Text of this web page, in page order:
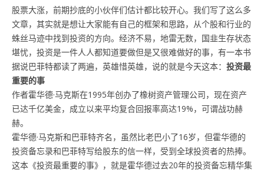
股票大涨，前期抄底的小伙伴们估计都比较开心。 我们写了这么多
文章，其实就是想让大家能有自己的框架和思路，从个股和行业的
蛛丝马迹中找到投资的方向。经济不易，地雷无数，国韭生存状态
堪忧，投资是一件人人都知道要做但是又很难做好的事，有一本书
据说巴菲特都读了两遍，英雄惜英雄，说的就是今天这本： 投资最
重要的事
作者霍华德·马克斯在1995年创办了橡树资产管理公司，现在资产
已达千亿美金，成立以来平均复合回报率高达19%，可谓战功赫
赫。
霍华德·马克斯和巴菲特齐名，虽然比老巴小了16岁，但霍华德的
投资备忘录和巴菲特写给股东的信一样，受到全球投资者的热捧。
这本《投资最重要的事》，就是霍华德过去20年的投资备忘精华集